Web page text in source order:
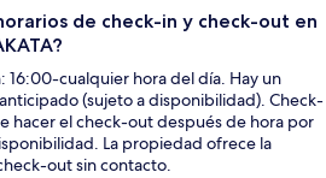
de check-in y check-out en
16:00-cualquier hora del día. Hay un
(sujeto a disponibilidad). Check-
hacer el check-out después de hora por
La propiedad ofrece la
out sin contacto.